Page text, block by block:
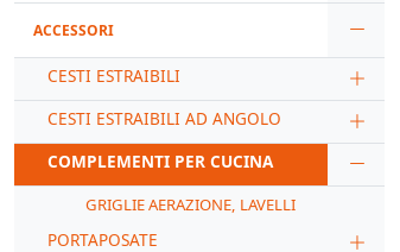
ACCESSORI
CESTI ESTRAIBILI
CESTI ESTRAIBILI AD ANGOLO
COMPLEMENTI PER CUCINA
GRIGLIE AERAZIONE, LAVELLI
PORTAPOSATE